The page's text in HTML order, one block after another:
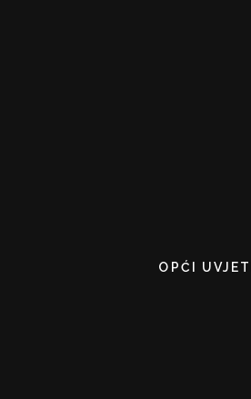
OPĆI UVJETI